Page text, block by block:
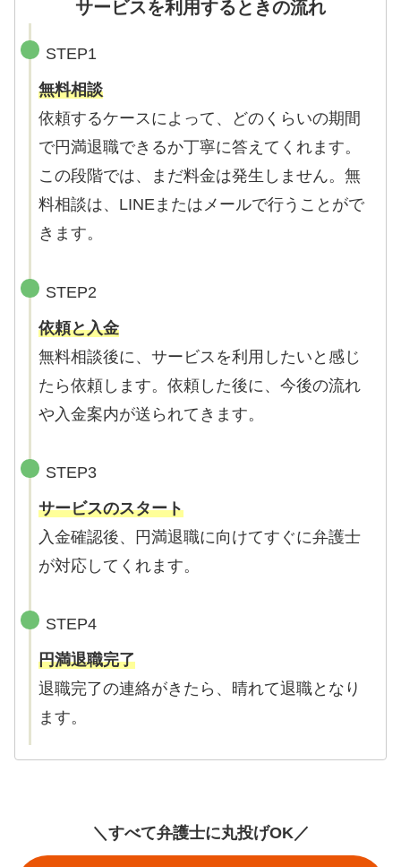
サービスを利用するときの流れ
STEP1
無料相談
依頼するケースによって、どのくらいの期間
で円満退職できるか丁寧に答えてくれます。
この段階では、まだ料金は発生しません。無
料相談は、LINEまたはメールで行うことがで
きます。
STEP2
依頼と入金
無料相談後に、サービスを利用したいと感じ
たら依頼します。依頼した後に、今後の流れ
や入金案内が送られてきます。
STEP3
サービスのスタート
入金確認後、円満退職に向けてすぐに弁護士
が対応してくれます。
STEP4
円満退職完了
退職完了の連絡がきたら、晴れて退職となり
ます。
＼すべて弁護士に丸投げOK／